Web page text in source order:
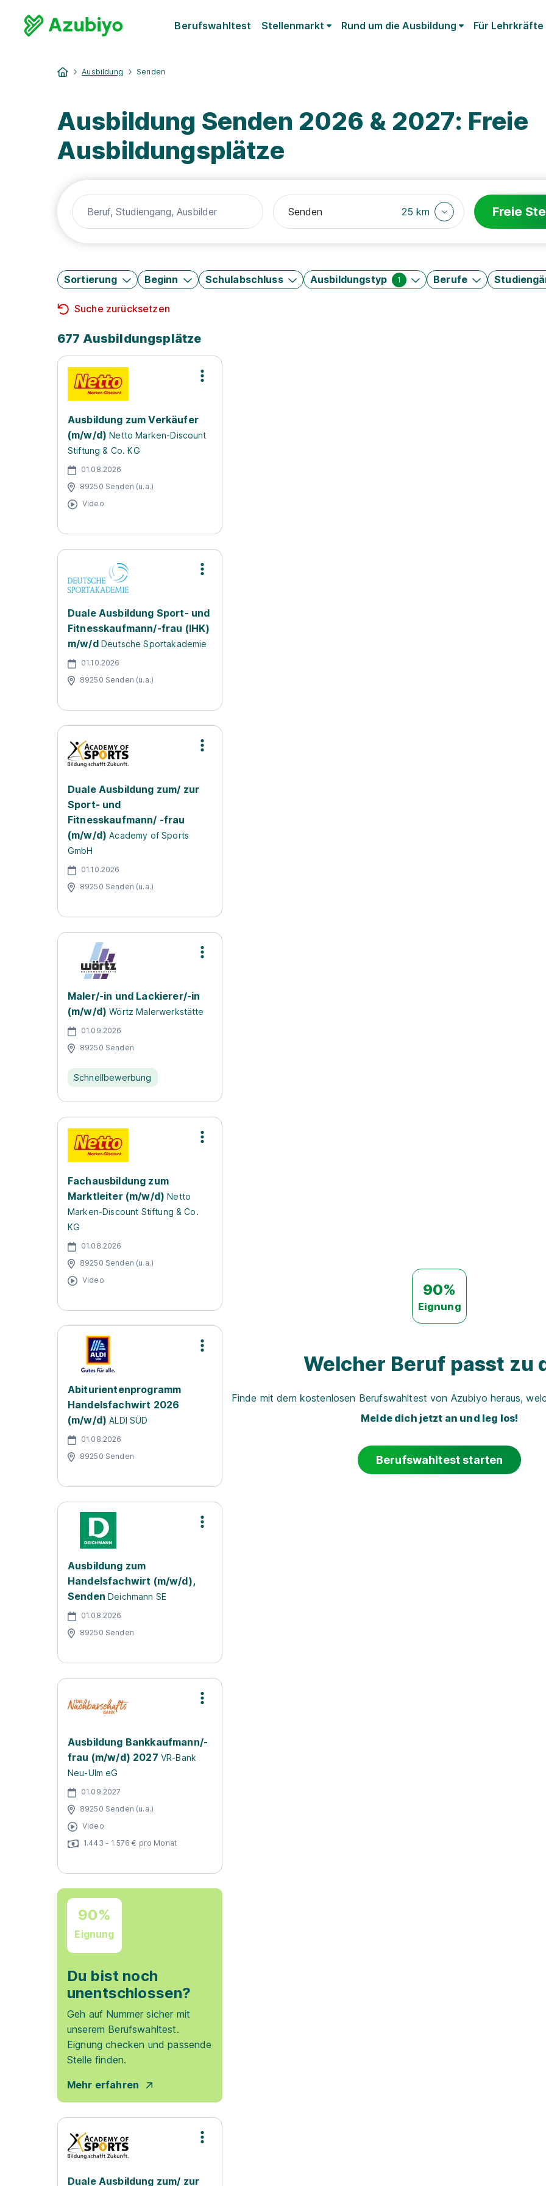
Berufswahltest Stellenmarkt Rund um die Ausbildung Für Lehrkräfte
Ausbildung Senden
Ausbildung Senden 2026 & 2027: Freie
Ausbildungsplätze
25 km Freie
Sortierung Beginn Schulabschluss Ausbildungstyp 1 Berufe
Suche zurücksetzen
677 Ausbildungsplätze
Ausbildung zum Verkäufer
(m/w/d) Netto Marken-Discount
Stiftung & Co. KG
01.08.2026
89250 Senden (u.a.)
Video
Duale Ausbildung Sport- und
Fitnesskaufmann/-frau (IHK)
m/w/d Deutsche Sportakademie
01.10.2026
89250 Senden (u.a.)
Duale Ausbildung zum/ zur
Sport- und
Fitnesskaufmann/ -frau
(m/w/d) Academy of Sports
GmbH
01.10.2026
89250 Senden (u.a.)
Maler/-in und Lackierer/-in
(m/w/d) Wörtz Malerwerkstätte
01.09.2026
89250 Senden
Schnellbewerbung
Fachausbildung zum
Marktleiter (m/w/d) Netto
Marken-Discount Stiftung & Co.
KG
01.08.2026
89250 Senden (u.a.)
Video
Abiturientenprogramm
Handelsfachwirt 2026
(m/w/d) ALDI SÜD
01.08.2026
89250 Senden
Ausbildung zum
Handelsfachwirt (m/w/d),
Senden Deichmann SE
01.08.2026
89250 Senden
Ausbildung Bankkaufmann/-
frau (m/w/d) 2027 VR-Bank
Neu-Ulm eG
01.09.2027
89250 Senden (u.a.)
Video
1.443 - 1.576 € pro Monat
90%
Eignung
Du bist noch
unentschlossen?
Geh auf Nummer sicher mit
unserem Berufswahltest.
Eignung checken und passende
Stelle finden.
Mehr erfahren
Duale Ausbildung zum/ zur
90%
Eignung
Welcher Beruf passt zu
Finde mit dem kostenlosen Berufswahltest von Azubiyo heraus,
Melde dich jetzt an und leg los!
Berufswahltest starten